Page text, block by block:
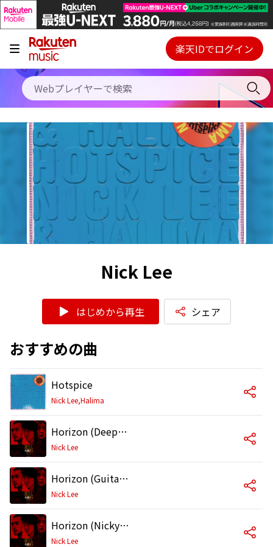
キャンペーン
料金プラン
使い方
初回30日間無料お試し
Webプレイヤー
ご契約内容の確認・変更
楽天IDでログイン
Nick Lee
はじめから再生 シェア
おすすめの曲
Hotspice
Nick Lee,Halima
Horizon (Deep Sink Piano Version)
Nick Lee
Horizon (Guitar Version)
Nick Lee
Horizon (Nicky Lee Version)
Nick Lee